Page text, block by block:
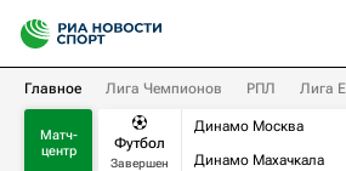
Главное Лига Чемпионов РПЛ Лига
Матч-
центр
Футбол
Завершен
Динамо Москва
Динамо Махачкала